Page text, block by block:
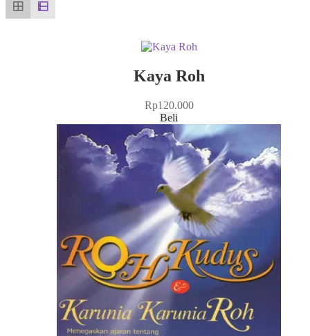
Kaya Roh
Rp120.000
Beli